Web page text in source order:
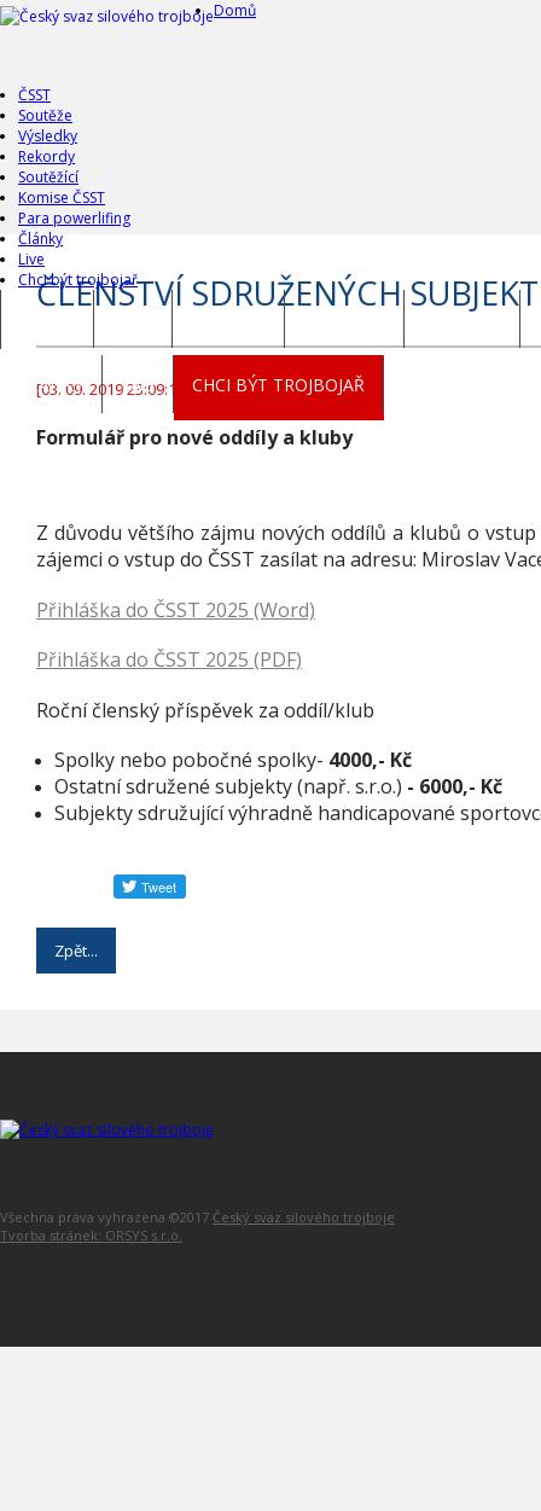
Domů
ČSST
Soutěže
Výsledky
Rekordy
Soutěžící
Komise ČSST
Para powerlifing
Články
Live
Chci být trojbojař
REKORDY
ČLÁNKY LIVE CHCI BÝT TROJBOJAŘ
ČLENSTVÍ SDRUŽENÝCH
[03. 09. 2019 23:09:12]
Formulář pro nové oddíly a kluby
Z důvodu většího zájmu nových oddílů a klubů o
zájemci o vstup do ČSST zasílat na adresu: Miroslav
Přihláška do ČSST 2025 (Word)
Přihláška do ČSST 2025 (PDF)
Roční členský příspěvek za oddíl/klub
Spolky nebo pobočné spolky- 4000,- Kč
Ostatní sdružené subjekty (např. s.r.o.) - 6000,- Kč
Subjekty sdružující výhradně handicapované
Zpět...
Všechna práva vyhrazena ©2017 Český svaz silového trojboje
Tvorba stránek: ORSYS s.r.o.